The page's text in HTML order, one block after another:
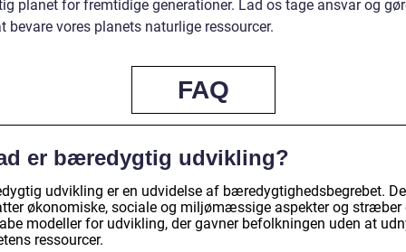
planet for fremtidige generationer. Lad os tage ansvar og
bevare vores planets naturlige ressourcer.
FAQ
er bæredygtig udvikling?
udvikling er en udvidelse af bæredygtighedsbegrebet.
økonomiske, sociale og miljømæssige aspekter og stræber
modeller for udvikling, der gavner befolkningen uden at
ressourcer.